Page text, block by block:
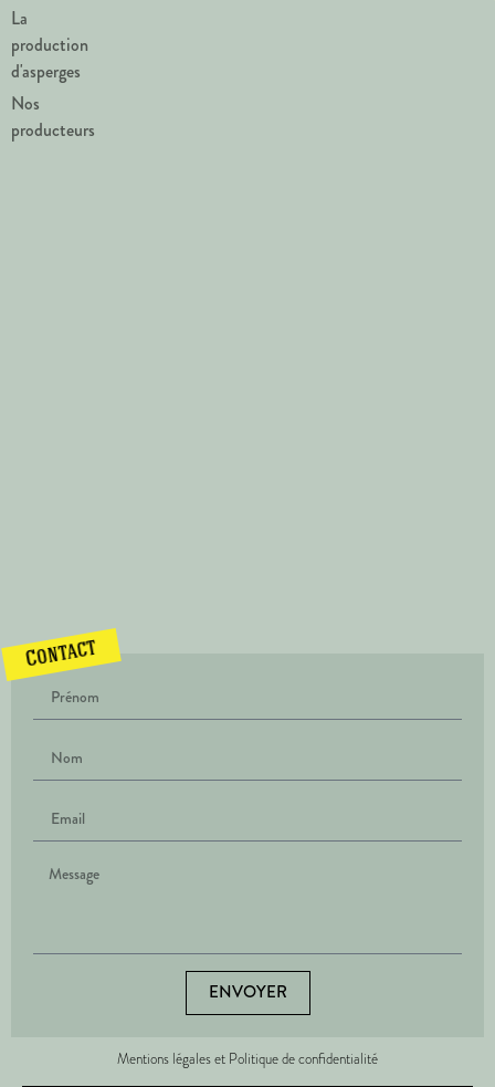
La
production
d'asperges
Nos
producteurs
Contact
ENVOYER
Mentions légales et Politique de confidentialité